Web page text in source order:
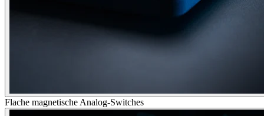
Flache magnetische Analog-Switches